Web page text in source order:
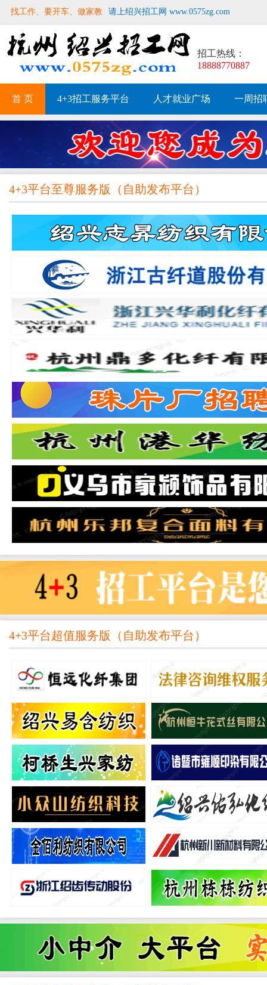
找工作、要开车、做家教 请上绍兴招工网 www.0575zg.com
招工热线：
18888770887
首 页 4+3招工服务平台 人才就业广场 一周招
4+3平台至尊服务版 （ 自助发布平台 ）
4+3平台超值服务版 （ 自助发布平台 ）
杭州彤柯纺织有限公司
熟练喷气帮机工、熟练喷气机修工
绍兴弗凡家居用品有限
熟练窗帘缝纫工、窗帘检验
杭州康得信纺织有限公司
3.8米喷气平机档车工、纤红工
杭州申安新材料科技有
熟练加弹厂叉车工
浙江吉丝新材料有限公司
熟练900加弹工、加弹机修工
绍兴柯桥明元纺织有限
熟练倍捻工、拼线工
绍兴桥宇网络科技有限公司
跑腿配送送货员、全职、兼职工、
杭州孚华得纺织科技有
急招码布工、机缸工、脱水
绍兴志鑫纺织有限公司
熟练涂层打卷男工
诸暨市曹莉化纤厂
熟练800DS型加弹挡车